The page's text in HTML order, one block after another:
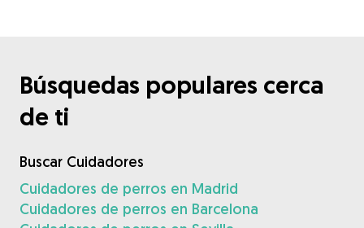
Búsquedas populares cerca
de ti
Buscar Cuidadores
Cuidadores de perros en Madrid
Cuidadores de perros en Barcelona